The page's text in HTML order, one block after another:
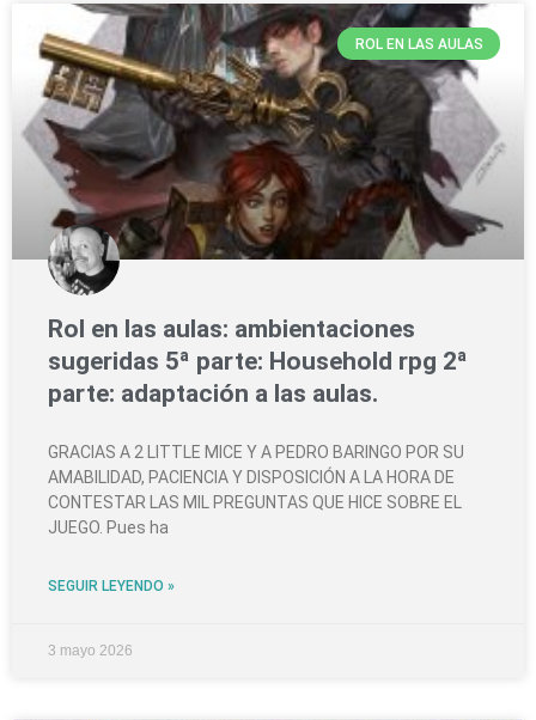
ROL EN LAS AULAS
Rol en las aulas: ambientaciones
sugeridas 5ª parte: Household rpg 2ª
parte: adaptación a las aulas.
GRACIAS A 2 LITTLE MICE Y A PEDRO BARINGO POR SU
AMABILIDAD, PACIENCIA Y DISPOSICIÓN A LA HORA DE
CONTESTAR LAS MIL PREGUNTAS QUE HICE SOBRE EL
JUEGO. Pues ha
SEGUIR LEYENDO »
3 mayo 2026